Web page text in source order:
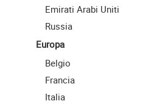
Emirati Arabi Uniti
Russia
Europa
Belgio
Francia
Italia